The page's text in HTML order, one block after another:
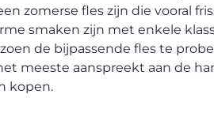
zomerse fles zijn die vooral
smaken zijn met enkele
de bijpassende fles te
meeste aanspreekt aan de
kopen.